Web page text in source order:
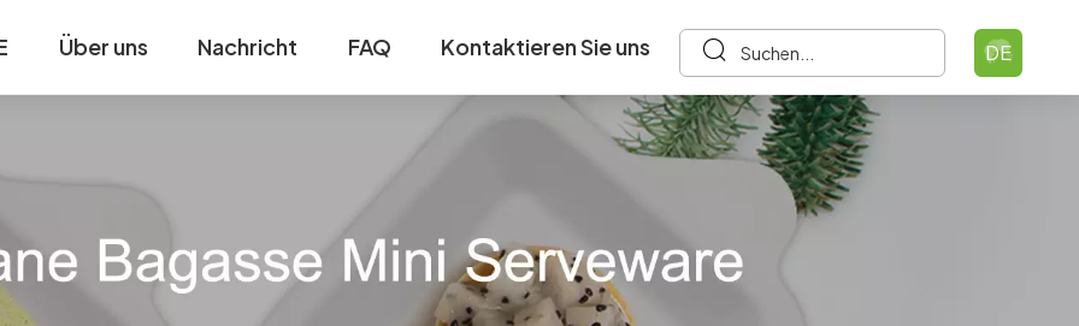
Über uns Nachricht FAQ Kontaktieren Sie uns DE